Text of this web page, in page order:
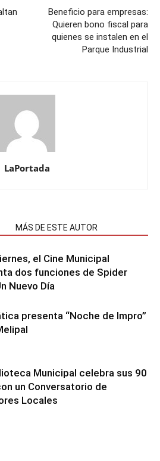
Beneficio para empresas:
Quieren bono fiscal para
quienes se instalen en el
Parque Industrial
LaPortada
MÁS DE ESTE AUTOR
el Cine Municipal
dos funciones de Spider
Nuevo Día
presenta “Noche de Impro”
Municipal celebra sus 90
un Conversatorio de
Locales